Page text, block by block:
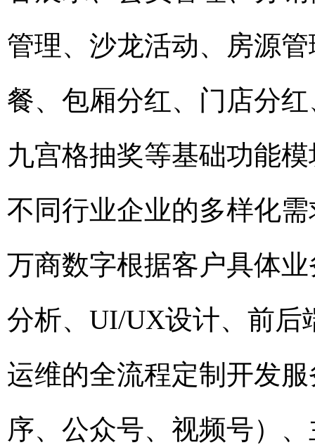
管理、沙龙活动、房源
餐、包厢分红、门店分
九宫格抽奖等基础功能
不同行业企业的多样化
万商数字根据客户具体
分析、UI/UX设计、前后
运维的全流程定制开发
序、公众号、视频号）